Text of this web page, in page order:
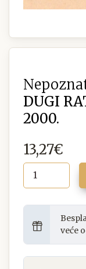
DUGI
2000.
13,27€
veće